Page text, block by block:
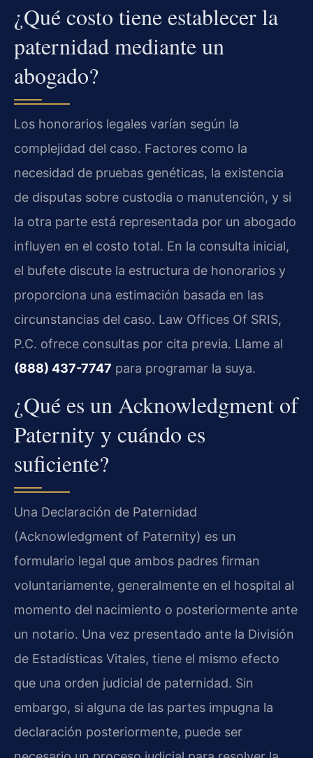
¿Qué costo tiene establecer la
paternidad mediante un
abogado?
Los honorarios legales varían según la
complejidad del caso. Factores como la
necesidad de pruebas genéticas, la existencia
de disputas sobre custodia o manutención, y si
la otra parte está representada por un abogado
influyen en el costo total. En la consulta inicial,
el bufete discute la estructura de honorarios y
proporciona una estimación basada en las
circunstancias del caso. Law Offices Of SRIS,
P.C. ofrece consultas por cita previa. Llame al
(888) 437-7747 para programar la suya.
¿Qué es un Acknowledgment of
Paternity y cuándo es
suficiente?
Una Declaración de Paternidad
(Acknowledgment of Paternity) es un
formulario legal que ambos padres firman
voluntariamente, generalmente en el hospital al
momento del nacimiento o posteriormente ante
un notario. Una vez presentado ante la División
de Estadísticas Vitales, tiene el mismo efecto
que una orden judicial de paternidad. Sin
embargo, si alguna de las partes impugna la
declaración posteriormente, puede ser